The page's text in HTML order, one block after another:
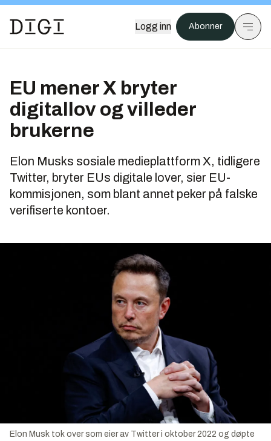
Logg inn Abonner
EU mener X bryter
digitallov og villeder
brukerne
Elon Musks sosiale medieplattform X, tidligere
Twitter, bryter EUs digitale lover, sier EU-
kommisjonen, som blant annet peker på falske
verifiserte kontoer.
Elon Musk tok over som eier av Twitter i oktober 2022 og døpte